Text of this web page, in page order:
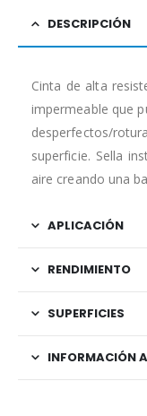
DESCRIPCIÓN
Cinta de alta
impermeable que
desperfectos/
superficie. Sella
aire creando una
APLICACIÓN
RENDIMIENTO
SUPERFICIES
INFORMACIÓN